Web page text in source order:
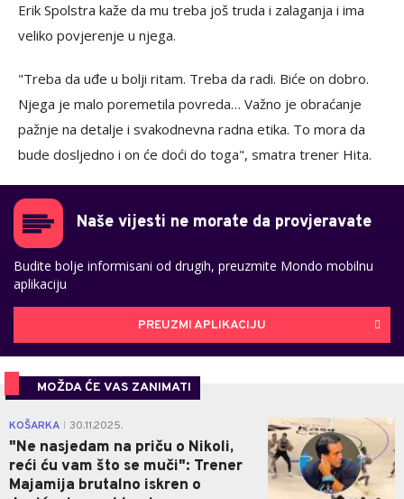
Erik Spolstra kaže da mu treba još truda i zalaganja i ima
veliko povjerenje u njega.
"Treba da uđe u bolji ritam. Treba da radi. Biće on dobro.
Njega je malo poremetila povreda… Važno je obraćanje
pažnje na detalje i svakodnevna radna etika. To mora da
bude dosljedno i on će doći do toga", smatra trener Hita.
Naše vijesti ne morate da provjeravate
Budite bolje informisani od drugih, preuzmite Mondo mobilnu
aplikaciju
PREUZMI APLIKACIJU
MOŽDA ĆE VAS ZANIMATI
KOŠARKA 30.11.2025.
"Ne nasjedam na priču o Nikoli,
reći ću vam što se muči": Trener
Majamija brutalno iskren o
0